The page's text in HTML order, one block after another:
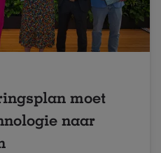
moet
naar